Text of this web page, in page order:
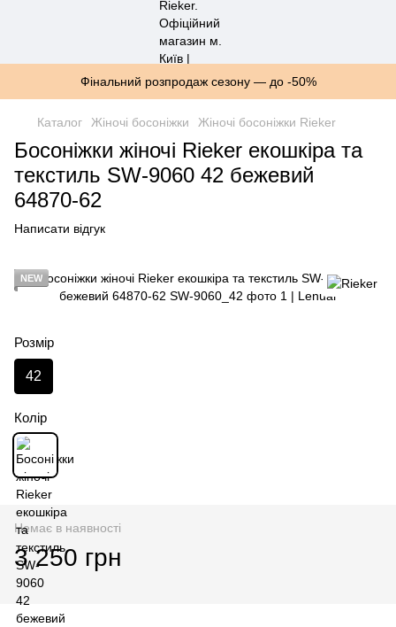
Фінальний розпродаж сезону — до -50%
Каталог Жіночі босоніжки Жіночі босоніжки Rieker
Босоніжки жіночі Rieker екошкіра та
текстиль SW-9060 42 бежевий
64870-62
Написати відгук
NEW
Розмір
42
Колір
Немає в наявності
3 250 грн